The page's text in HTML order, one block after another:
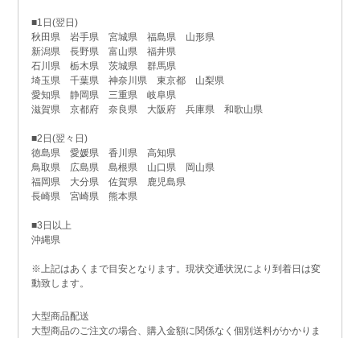
■1日(翌日)
秋田県 岩手県 宮城県 福島県 山形県
新潟県 長野県 富山県 福井県
石川県 栃木県 茨城県 群馬県
埼玉県 千葉県 神奈川県 東京都 山梨県
愛知県 静岡県 三重県 岐阜県
滋賀県 京都府 奈良県 大阪府 兵庫県 和歌山県
■2日(翌々日)
徳島県 愛媛県 香川県 高知県
鳥取県 広島県 島根県 山口県 岡山県
福岡県 大分県 佐賀県 鹿児島県
長崎県 宮崎県 熊本県
■3日以上
沖縄県
※上記はあくまで目安となります。現状交通状況により到着日は変
動致します。
大型商品配送
大型商品のご注文の場合、購入金額に関係なく個別送料がかかりま